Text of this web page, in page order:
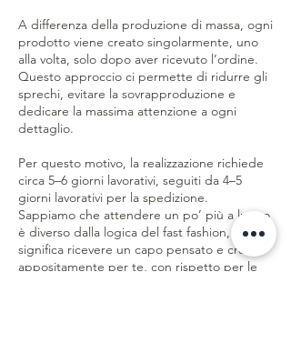
A differenza della produzione di massa, ogni
prodotto viene creato singolarmente, uno
alla volta, solo dopo aver ricevuto l’ordine.
Questo approccio ci permette di ridurre gli
sprechi, evitare la sovrapproduzione e
dedicare la massima attenzione a ogni
dettaglio.
Per questo motivo, la realizzazione richiede
circa 5–6 giorni lavorativi, seguiti da 4–5
giorni lavorativi per la spedizione.
Sappiamo che attendere un po’ più a lungo
è diverso dalla logica del fast fashion, ma
significa ricevere un capo pensato e creato
appositamente per te, con rispetto per le